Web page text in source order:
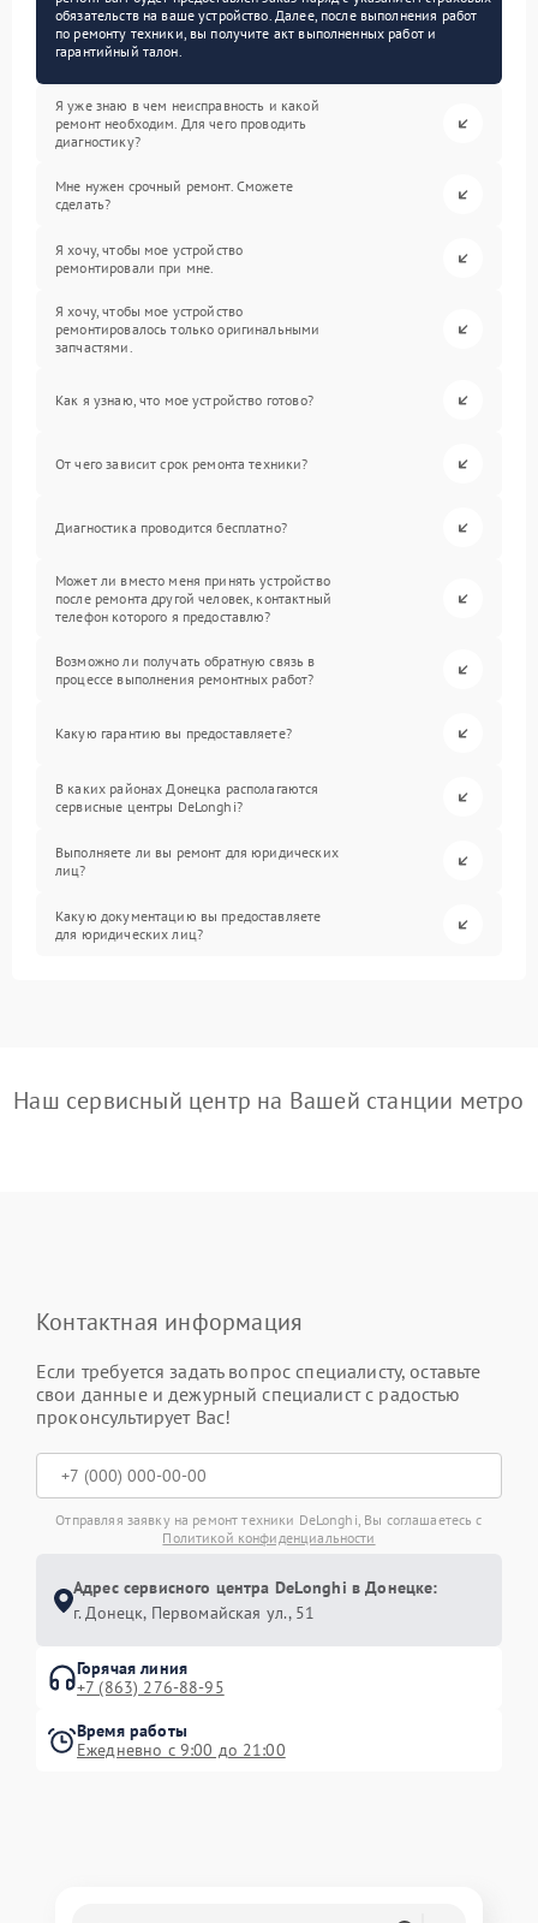
обязательств на ваше устройство. Далее, после выполнения работ
по ремонту техники, вы получите акт выполненных работ и
гарантийный талон.
Я уже знаю в чем неисправность и какой
ремонт необходим. Для чего проводить
диагностику?
Мне нужен срочный ремонт. Сможете
сделать?
Я хочу, чтобы мое устройство
ремонтировали при мне.
Я хочу, чтобы мое устройство
ремонтировалось только оригинальными
запчастями.
Как я узнаю, что мое устройство готово?
От чего зависит срок ремонта техники?
Диагностика проводится бесплатно?
Может ли вместо меня принять устройство
после ремонта другой человек, контактный
телефон которого я предоставлю?
Возможно ли получать обратную связь в
процессе выполнения ремонтных работ?
Какую гарантию вы предоставляете?
В каких районах Донецка располагаются
сервисные центры DeLonghi?
Выполняете ли вы ремонт для юридических
лиц?
Какую документацию вы предоставляете
для юридических лиц?
Наш сервисный центр на Вашей станции метро
Контактная информация
Если требуется задать вопрос специалисту, оставьте
свои данные и дежурный специалист с радостью
проконсультирует Вас!
Отправляя заявку на ремонт техники DeLonghi, Вы соглашаетесь с
Политикой конфиденциальности
Адрес сервисного центра DeLonghi в Донецке:
г. Донецк, Первомайская ул., 51
Горячая линия
+7 (863) 276-88-95
Время работы
Ежедневно с 9:00 до 21:00